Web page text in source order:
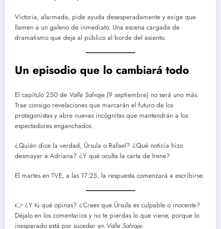
Victoria, alarmada, pide ayuda desesperadamente y exige que
llamen a un galeno de inmediato. Una escena cargada de
dramatismo que deja al público al borde del asiento.
Un episodio que lo cambiará todo
El capítulo 250 de Valle Salvaje (9 septiembre) no será uno más.
Trae consigo revelaciones que marcarán el futuro de los
protagonistas y abre nuevas incógnitas que mantendrán a los
espectadores enganchados.
¿Quién dice la verdad, Úrsula o Rafael? ¿Qué noticia hizo
desmayar a Adriana? ¿Y qué oculta la carta de Irene?
El martes en TVE, a las 17:25, la respuesta comenzará a escribirse.
👉 ¿Y tú qué opinas? ¿Crees que Úrsula es culpable o inocente?
Déjalo en los comentarios y no te pierdas lo que viene, porque lo
inesperado está por suceder en Valle Salvaje.